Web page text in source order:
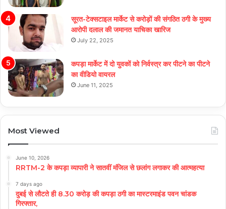
सूरत-टेक्सटाइल मार्केट से करोड़ों की संगठित ठगी के मुख्य
आरोपी दलाल की जमानत याचिका खारिज
July 22, 2025
कपड़ा मार्केट में दो युवकों को निर्वस्त्र कर पीटने का पीटने
का वीडियो वायरल
June 11, 2025
Most Viewed
June 10, 2026
RRTM-2 के कपड़ा व्यापारी ने सातवीं मंजिल से छलांग लगाकर की आत्महत्या
7 days ago
दुबई से लौटते ही 8.30 करोड़ की कपड़ा ठगी का मास्टरमाइंड पवन चांडक
गिरफ्तार,